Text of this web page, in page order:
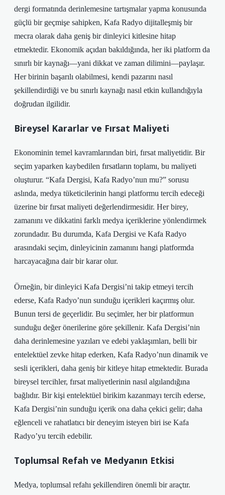
dergi formatında derinlemesine tartışmalar yapma konusunda
güçlü bir geçmişe sahipken, Kafa Radyo dijitalleşmiş bir
mecra olarak daha geniş bir dinleyici kitlesine hitap
etmektedir. Ekonomik açıdan bakıldığında, her iki platform da
sınırlı bir kaynağı—yani dikkat ve zaman dilimini—paylaşır.
Her birinin başarılı olabilmesi, kendi pazarını nasıl
şekillendirdiği ve bu sınırlı kaynağı nasıl etkin kullandığıyla
doğrudan ilgilidir.
Bireysel Kararlar ve Fırsat Maliyeti
Ekonominin temel kavramlarından biri, fırsat maliyetidir. Bir
seçim yaparken kaybedilen fırsatların toplamı, bu maliyeti
oluşturur. “Kafa Dergisi, Kafa Radyo’nun mu?” sorusu
aslında, medya tüketicilerinin hangi platformu tercih edeceği
üzerine bir fırsat maliyeti değerlendirmesidir. Her birey,
zamanını ve dikkatini farklı medya içeriklerine yönlendirmek
zorundadır. Bu durumda, Kafa Dergisi ve Kafa Radyo
arasındaki seçim, dinleyicinin zamanını hangi platformda
harcayacağına dair bir karar olur.
Örneğin, bir dinleyici Kafa Dergisi’ni takip etmeyi tercih
ederse, Kafa Radyo’nun sunduğu içerikleri kaçırmış olur.
Bunun tersi de geçerlidir. Bu seçimler, her bir platformun
sunduğu değer önerilerine göre şekillenir. Kafa Dergisi’nin
daha derinlemesine yazıları ve edebi yaklaşımları, belli bir
entelektüel zevke hitap ederken, Kafa Radyo’nun dinamik ve
sesli içerikleri, daha geniş bir kitleye hitap etmektedir. Burada
bireysel tercihler, fırsat maliyetlerinin nasıl algılandığına
bağlıdır. Bir kişi entelektüel birikim kazanmayı tercih ederse,
Kafa Dergisi’nin sunduğu içerik ona daha çekici gelir; daha
eğlenceli ve rahatlatıcı bir deneyim isteyen biri ise Kafa
Radyo’yu tercih edebilir.
Toplumsal Refah ve Medyanın Etkisi
Medya, toplumsal refahı şekillendiren önemli bir araçtır.